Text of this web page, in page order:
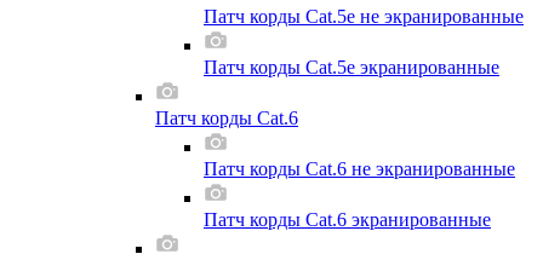
Патч корды Cat.5e не экранированные
Патч корды Cat.5e экранированные
Патч корды Cat.6
Патч корды Cat.6 не экранированные
Патч корды Cat.6 экранированные